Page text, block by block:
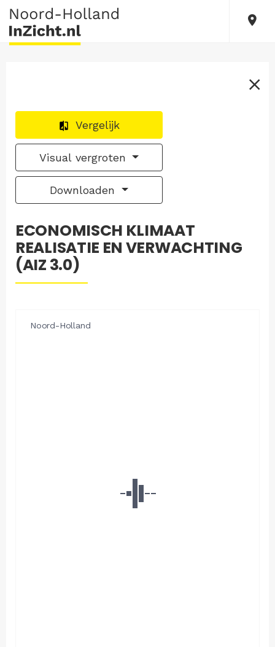
Vergelijk
Visual vergroten
Downloaden
ECONOMISCH KLIMAAT
REALISATIE EN VERWACHTING
(AIZ 3.0)